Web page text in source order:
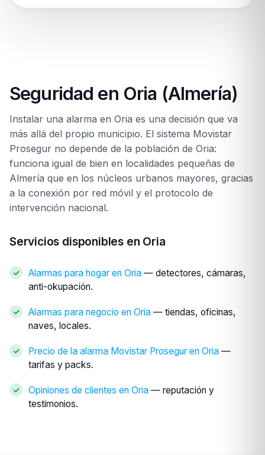
Seguridad en Oria (Almería)
Instalar una alarma en Oria es una decisión que va
más allá del propio municipio. El sistema Movistar
Prosegur no depende de la población de Oria:
funciona igual de bien en localidades pequeñas de
Almería que en los núcleos urbanos mayores, gracias
a la conexión por red móvil y el protocolo de
intervención nacional.
Servicios disponibles en Oria
Alarmas para hogar en Oria — detectores, cámaras,
anti-okupación.
Alarmas para negocio en Oria — tiendas, oficinas,
naves, locales.
Precio de la alarma Movistar Prosegur en Oria —
tarifas y packs.
Opiniones de clientes en Oria — reputación y
testimonios.